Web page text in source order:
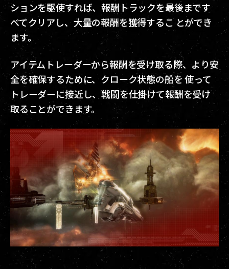
ションを駆使すれば、報酬トラックを最後まです
べてクリアし、大量の報酬を獲得するこ とができ
ます。
アイテムトレーダーから報酬を受け取る際、より安
全を確保するために、クローク状態の船を 使って
トレーダーに接近し、戦闘を仕掛けて報酬を受け
取ることができます。